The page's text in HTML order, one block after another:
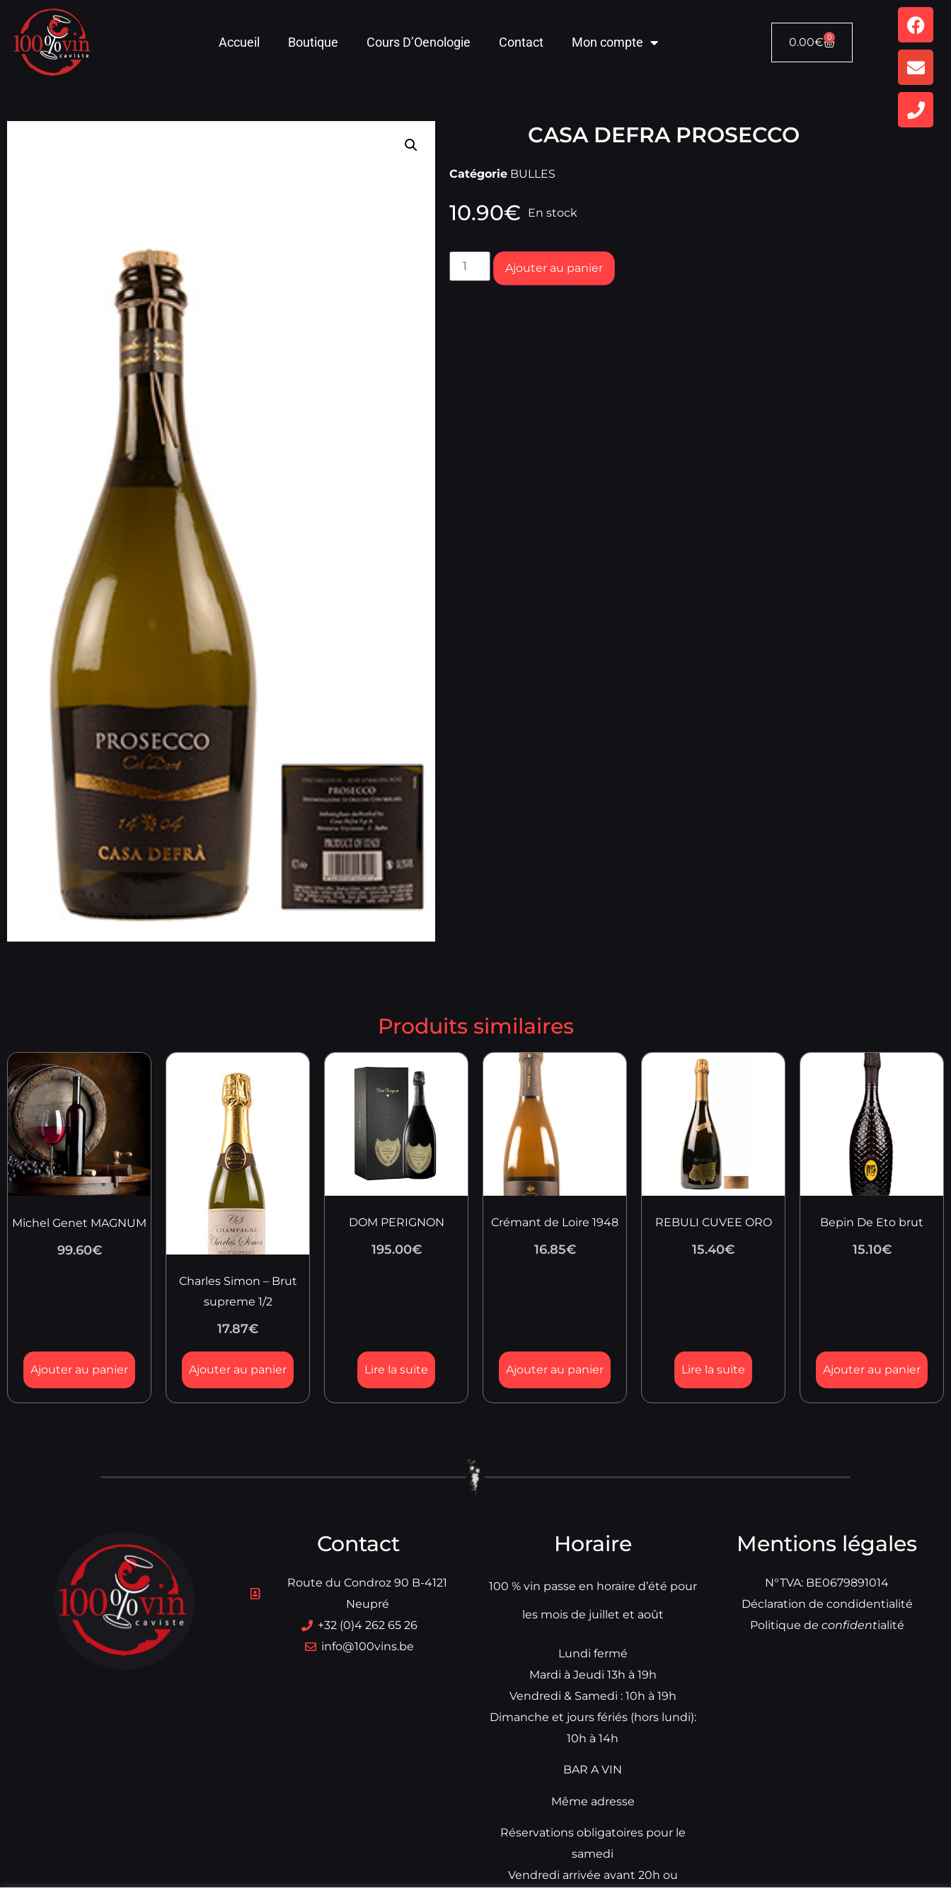
Accueil Boutique Cours D’Oenologie Contact Mon compte 0.00€ 0
CASA DEFRA PROSECCO
Catégorie BULLES
10.90€ En stock
Ajouter au panier
Produits similaires
Michel Genet MAGNUM
99.60€
Ajouter au panier
Charles Simon – Brut
supreme 1/2
17.87€
Ajouter au panier
DOM PERIGNON
195.00€
Lire la suite
Crémant de Loire 1948
16.85€
Ajouter au panier
REBULI CUVEE ORO
15.40€
Lire la suite
Bepin De Eto brut
15.10€
Ajouter au panier
Contact
Route du Condroz 90 B-4121
Neupré
+32 (0)4 262 65 26
info@100vins.be
Horaire
100 % vin passe en horaire d’été pour
les mois de juillet et août
Lundi fermé
Mardi à Jeudi 13h à 19h
Vendredi & Samedi : 10h à 19h
Dimanche et jours fériés (hors lundi):
10h à 14h
BAR A VIN
Même adresse
Réservations obligatoires pour le
samedi
Vendredi arrivée avant 20h ou
Mentions légales
N°TVA: BE0679891014
Déclaration de condidentialité
Politique de confidentialité